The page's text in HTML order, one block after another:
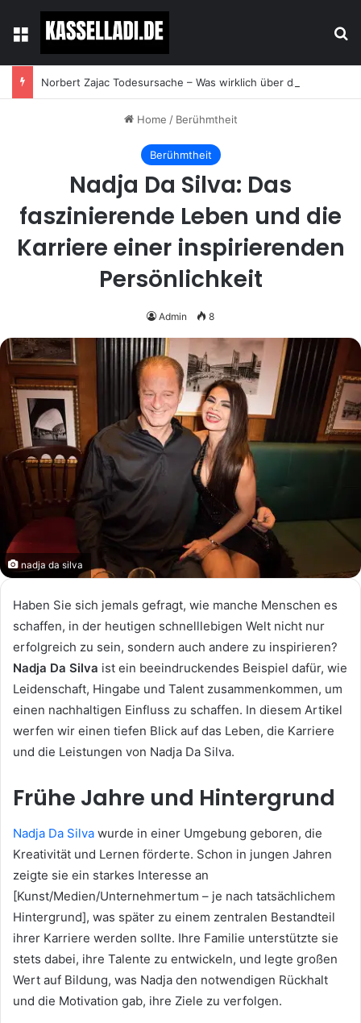
Menu
Home / Berühmtheit
Berühmtheit
Nadja Da Silva: Das
faszinierende Leben und die
Karriere einer inspirierenden
Persönlichkeit
Admin 8
nadja da silva
Haben Sie sich jemals gefragt, wie manche Menschen es
schaffen, in der heutigen schnelllebigen Welt nicht nur
erfolgreich zu sein, sondern auch andere zu inspirieren?
Nadja Da Silva ist ein beeindruckendes Beispiel dafür, wie
Leidenschaft, Hingabe und Talent zusammenkommen, um
einen nachhaltigen Einfluss zu schaffen. In diesem Artikel
werfen wir einen tiefen Blick auf das Leben, die Karriere
und die Leistungen von Nadja Da Silva.
Frühe Jahre und Hintergrund
Nadja Da Silva wurde in einer Umgebung geboren, die
Kreativität und Lernen förderte. Schon in jungen Jahren
zeigte sie ein starkes Interesse an
[Kunst/Medien/Unternehmertum – je nach tatsächlichem
Hintergrund], was später zu einem zentralen Bestandteil
ihrer Karriere werden sollte. Ihre Familie unterstützte sie
stets dabei, ihre Talente zu entwickeln, und legte großen
Wert auf Bildung, was Nadja den notwendigen Rückhalt
und die Motivation gab, ihre Ziele zu verfolgen.